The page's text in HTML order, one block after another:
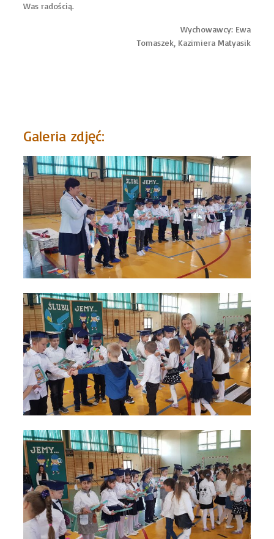
Was radością.
Wychowawcy: Ewa
Tomaszek, Kazimiera Matyasik
Galeria zdjęć: